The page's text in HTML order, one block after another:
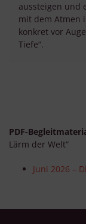
aussteigen und
mit dem Atmen
konkret vor
Tiefe“.
PDF-
Lärm der Welt“
Juni 2026 –